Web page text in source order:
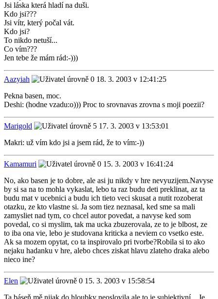
Jsi láska která hladí na duši.
Kdo jsi???
Jsi vítr, který počal vát.
Kdo jsi?
To nikdo netuší...
Co vím???
Jen tebe že mám rád:-)))
Aazyiah
18. 3. 2003 v 12:41:25
Pekna basen, moc.
Deshi: (hodne vzadu:o))) Proc to srovnavas zrovna s moji poezii?
Marigold
17. 3. 2003 v 13:53:01
Makri: už vím kdo jsi a jsem rád, že to vím:-))
Kamamuri
15. 3. 2003 v 16:41:24
No, ako basen je to dobre, ale asi ju nikdy v hre nevyuzijem.Navyse
by si sa na to mohla vykaslat, lebo ta raz budu deti preklinat, az ta
budu mat v ucebnici a budu ich tieto veci skusat a nutit rozoberat
otazku, ze kto vlastne si. Ja som tiez neznasal, ked sme sa mali
zamysliet nad tym, co chcel autor povedat, a navyse ked som
povedal, co si myslim, tak ma ucka zbuzerovala, ze to je blbost, ze
to iba ona vie, lebo je studovana kriticka a neviem co vsetko este.
Ak sa mozem opytat, co ta inspirovalo pri tvorbe?Robila si to ako
nejaku hadanku v hre, alebo chces ziskat hlavu zlateho draka alebo
nieco ine?
Elen
15. 3. 2003 v 15:58:54
Ta báseň mě nijak do hloubky neoslovila,ale to je subjektivní... Je